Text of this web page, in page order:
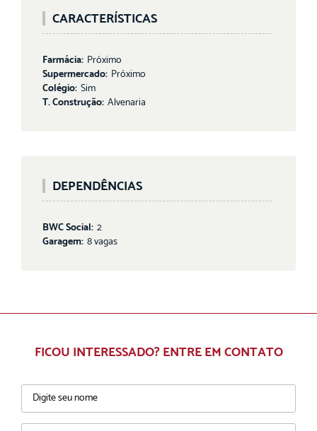
CARACTERÍSTICAS
Farmácia: Próximo
Supermercado: Próximo
Colégio: Sim
T. Construção: Alvenaria
DEPENDÊNCIAS
BWC Social: 2
Garagem: 8 vagas
FICOU INTERESSADO? ENTRE EM CONTATO